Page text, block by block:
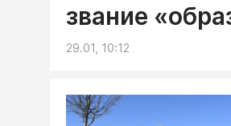
звание
29.01, 10:12